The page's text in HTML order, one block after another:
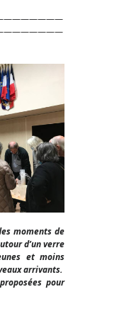
moments de
d’un verre
et moins
arrivants.
pour